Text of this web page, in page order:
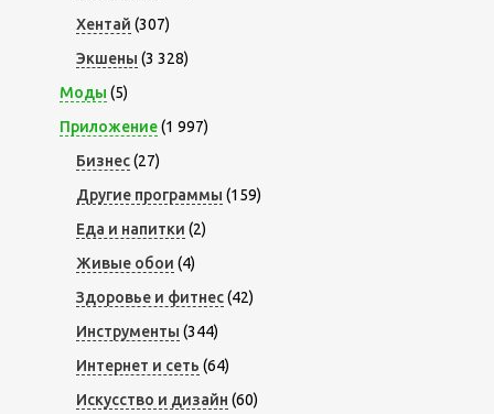
Хентай (307)
Экшены (3 328)
Моды (5)
Приложение(1 997)
Бизнес(27)
Другие программы (159)
Еда и напитки (2)
Живые обои (4)
Здоровье и фитнес(42)
Инструменты (344)
Интернет и сеть (64)
Искусство и дизайн (60)